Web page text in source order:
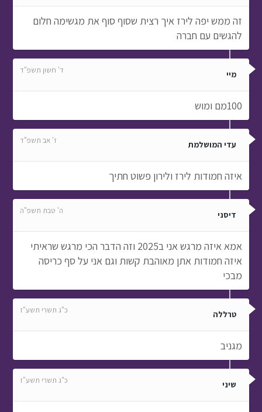
זה ממש יפה לירז איך רצית שסוף סוף את מגשימה חלום
להגשים עם חברה
מיי ד' חשון תשפ"ד
100מם ומוש
עדי המושלמת ז' אב תשפ"ד
איזה חמודות לירז ולירון פשוט חתיך
דיסני ה' טבת תשפ"ה
אמא איזה מרגש אני ב2025 וזה הדבר הכי מרגש שראיתי
איזה חמודות אתן מאוהבת קשות וגם אני על סף כריסה
מבכי
טרללה כ"ג תשרי תשע"ז
מגניב
שיני כ"ג תשרי תשע"ז